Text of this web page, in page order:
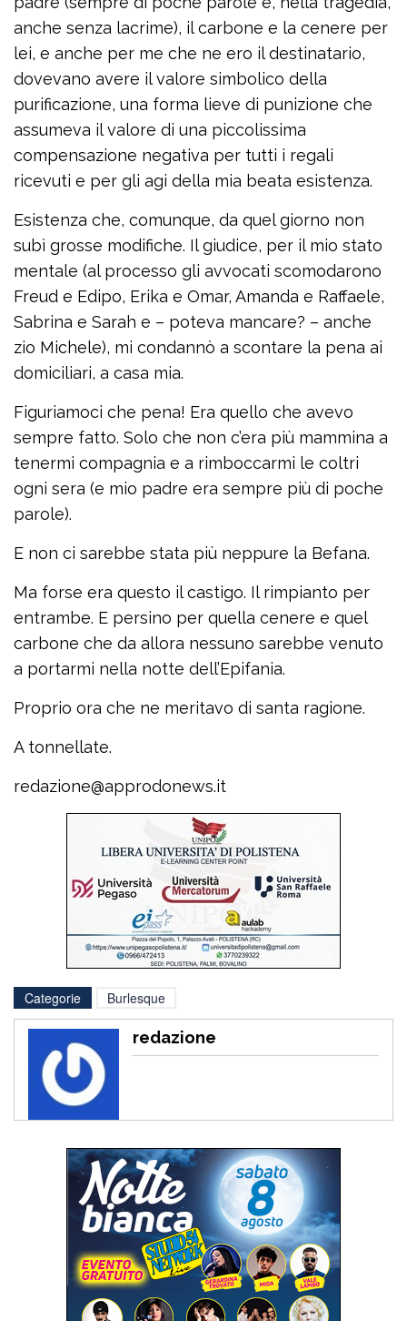
anche senza lacrime), il carbone e la cenere per
lei, e anche per me che ne ero il destinatario,
dovevano avere il valore simbolico della
purificazione, una forma lieve di punizione che
assumeva il valore di una piccolissima
compensazione negativa per tutti i regali
ricevuti e per gli agi della mia beata esistenza.
Esistenza che, comunque, da quel giorno non
subì grosse modifiche. Il giudice, per il mio stato
mentale (al processo gli avvocati scomodarono
Freud e Edipo, Erika e Omar, Amanda e Raffaele,
Sabrina e Sarah e – poteva mancare? – anche
zio Michele), mi condannò a scontare la pena ai
domiciliari, a casa mia.
Figuriamoci che pena! Era quello che avevo
sempre fatto. Solo che non c’era più mammina a
tenermi compagnia e a rimboccarmi le coltri
ogni sera (e mio padre era sempre più di poche
parole).
E non ci sarebbe stata più neppure la Befana.
Ma forse era questo il castigo. Il rimpianto per
entrambe. E persino per quella cenere e quel
carbone che da allora nessuno sarebbe venuto
a portarmi nella notte dell’Epifania.
Proprio ora che ne meritavo di santa ragione.
A tonnellate.
redazione@approdonews.it
Categorie Burlesque
redazione